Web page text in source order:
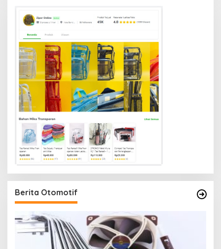
Berita Otomotif